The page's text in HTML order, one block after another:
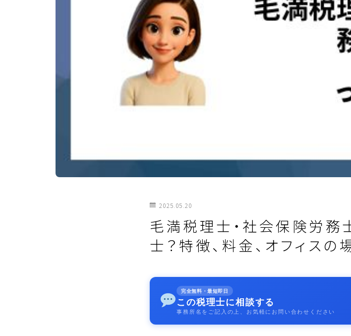
2025.05.20
毛満税理士・社会保険労務
士？特徴、料金、オフィスの
完全無料・最短即日
この税理士に相談する
事務所名をご記入の上、お気軽にお問い合わせください